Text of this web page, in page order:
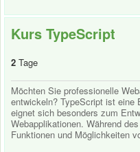
Kurs TypeScript
2 Tage
Möchten Sie professionelle
entwickeln? TypeScript ist eine
eignet sich besonders zum
Webapplikationen. Während
Funktionen und Möglichkeiten